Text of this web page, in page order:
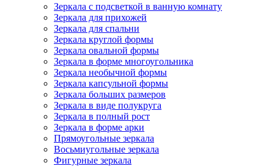
Зеркала с подсветкой в ванную комнату
Зеркала для прихожей
Зеркала для спальни
Зеркала круглой формы
Зеркала овальной формы
Зеркала в форме многоугольника
Зеркала необычной формы
Зеркала капсульной формы
Зеркала больших размеров
Зеркала в виде полукруга
Зеркала в полный рост
Зеркала в форме арки
Прямоугольные зеркала
Восьмиугольные зеркала
Фигурные зеркала